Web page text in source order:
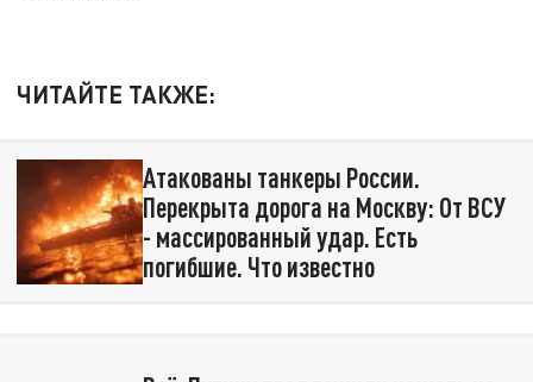
ЧИТАЙТЕ ТАКЖЕ:
Атакованы танкеры России.
Перекрыта дорога на Москву: От ВСУ
- массированный удар. Есть
погибшие. Что известно